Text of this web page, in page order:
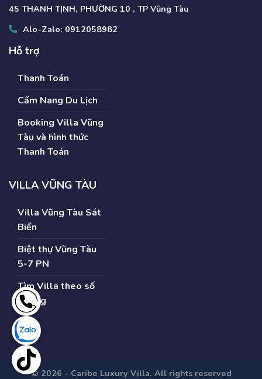
45 THANH TỊNH, PHƯỜNG 10 , TP Vũng Tàu
Alo-Zalo: 0912058982
Hỗ trợ
Thanh Toán
Cẩm Nang Du Lịch
Booking Villa Vũng
Tàu và hình thức
Thanh Toán
VILLA VŨNG TÀU
Villa Vũng Tàu Sát
Biển
Biệt thự Vũng Tàu
5-7 PN
Tìm Villa theo số
Phòng
© 2026 - Caribe Luxury Villa. All rights reserved